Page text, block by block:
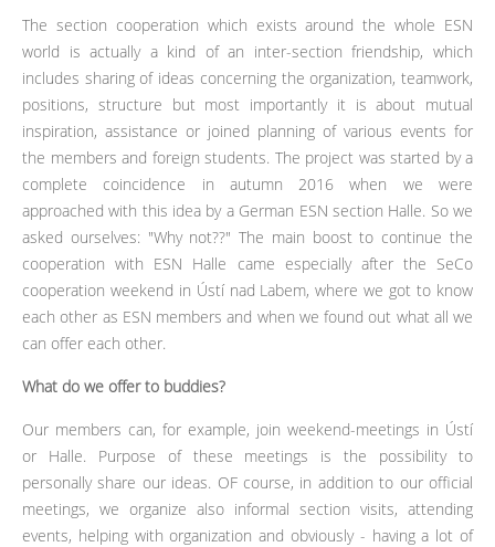
The section cooperation which exists around the whole ESN
world is actually a kind of an inter-section friendship, which
includes sharing of ideas concerning the organization, teamwork,
positions, structure but most importantly it is about mutual
inspiration, assistance or joined planning of various events for
the members and foreign students. The project was started by a
complete coincidence in autumn 2016 when we were
approached with this idea by a German ESN section Halle. So we
asked ourselves: "Why not??" The main boost to continue the
cooperation with ESN Halle came especially after the SeCo
cooperation weekend in Ústí nad Labem, where we got to know
each other as ESN members and when we found out what all we
can offer each other.
What do we offer to buddies?
Our members can, for example, join weekend-meetings in Ústí
or Halle. Purpose of these meetings is the possibility to
personally share our ideas. OF course, in addition to our official
meetings, we organize also informal section visits, attending
events, helping with organization and obviously - having a lot of